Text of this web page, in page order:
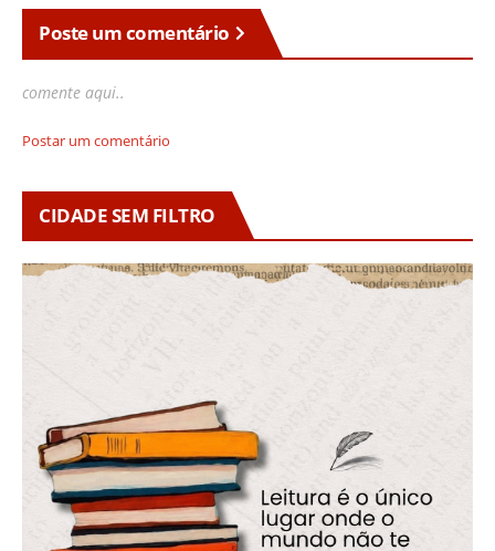
Poste um comentário
comente aqui..
Postar um comentário
CIDADE SEM FILTRO